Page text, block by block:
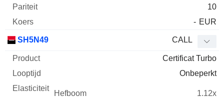
10
- EUR
SH5N49 CALL
Certificat Turbo
Onbeperkt
1.12x